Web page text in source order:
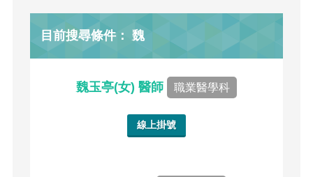
目前搜尋條件： 魏
魏玉亭(女) 醫師 職業醫學科
線上掛號